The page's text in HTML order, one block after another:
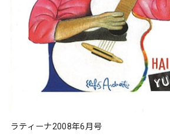
ラティーナ2008年6月号